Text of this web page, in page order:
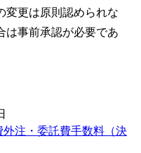
変更は原則認められな
は事前承認が必要であ
外注・委託費手数料（決